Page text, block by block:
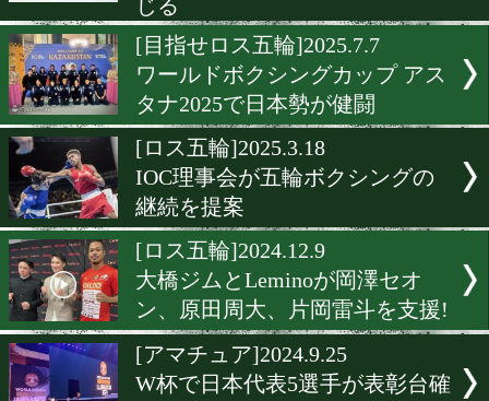
介前監督死去
[大学リーグ戦]2025.7.12
関東大学ボクシングリーグ
駒澤大学が連覇で熱戦の幕
じる
[目指せロス五輪]2025.7.7
ワールドボクシングカップ
タナ2025で日本勢が健闘
[ロス五輪]2025.3.18
IOC理事会が五輪ボクシン